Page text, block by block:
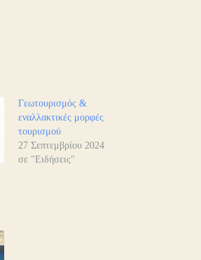
Γεωτουρισμός &
εναλλακτικές μορφές
τουρισμού
27 Σεπτεμβρίου 2024
σε "Ειδήσεις"